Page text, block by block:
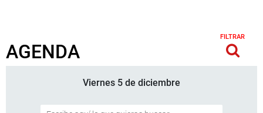
AGENDA
FILTRAR
Viernes 5 de diciembre